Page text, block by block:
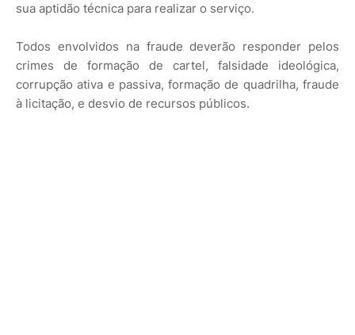
sua aptidão técnica para realizar o serviço.
Todos envolvidos na fraude deverão responder pelos
crimes de formação de cartel, falsidade ideológica,
corrupção ativa e passiva, formação de quadrilha, fraude
à licitação, e desvio de recursos públicos.